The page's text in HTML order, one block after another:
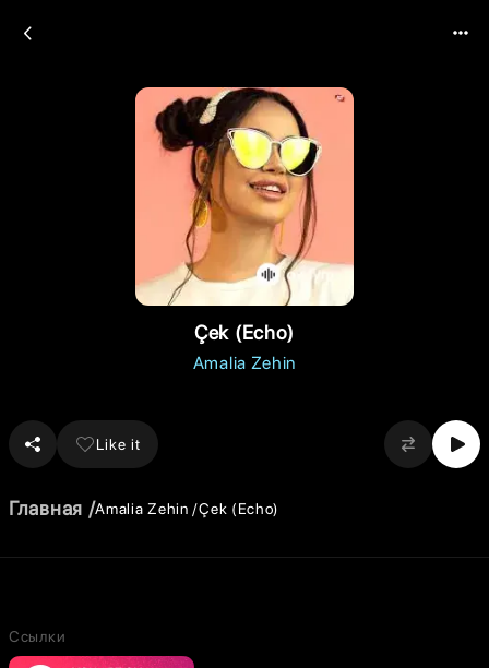
Çek (Echo)
Amalia Zehin
Like it
Главная Amalia Zehin Çek (Echo)
Ссылки